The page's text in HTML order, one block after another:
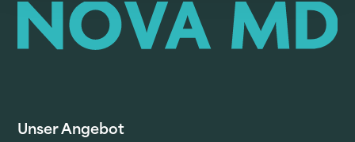
Unser Angebot